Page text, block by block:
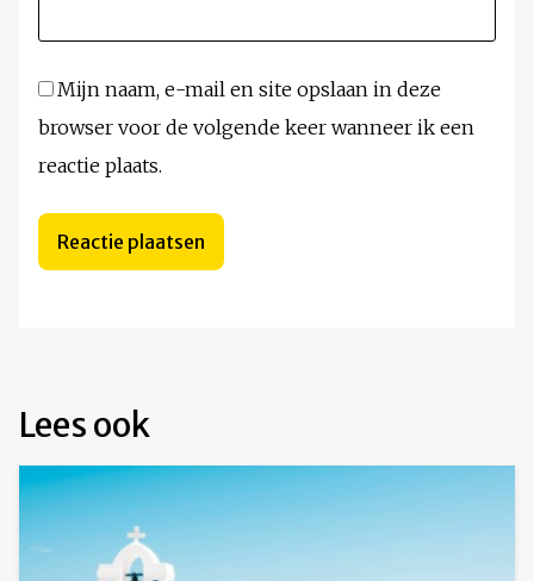
Mijn naam, e-mail en site opslaan in deze
browser voor de volgende keer wanneer ik een
reactie plaats.
Lees ook